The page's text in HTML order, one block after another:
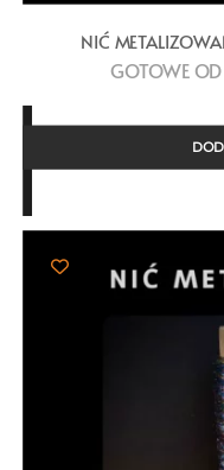
NIĆ
GOTOWE OD